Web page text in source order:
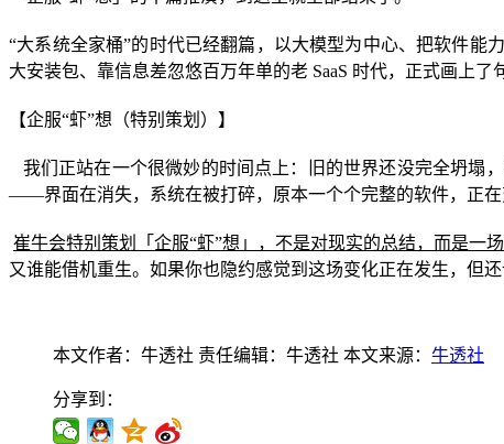
“大系统全家桶”的时代已经翻篇，以大模型为中心、把软件能
大安装包、靠信息差忽悠百万年单的老 SaaS 时代，正式画上了
【企服“虾”想（特别策划）】
我们正站在一个很微妙的时间点上：旧的世界还没完全坍塌
——界面在消失，系统在被打碎，原本一个个完整的软件，正在
崔牛会特别策划「企服“虾”想」，不是对现实的总结，而是一
又谁能借机重生。如果你也隐约感觉到这场变化正在发生，但
本文作者：牛透社 责任编辑：牛透社 本文来源： 牛透社
分享到：